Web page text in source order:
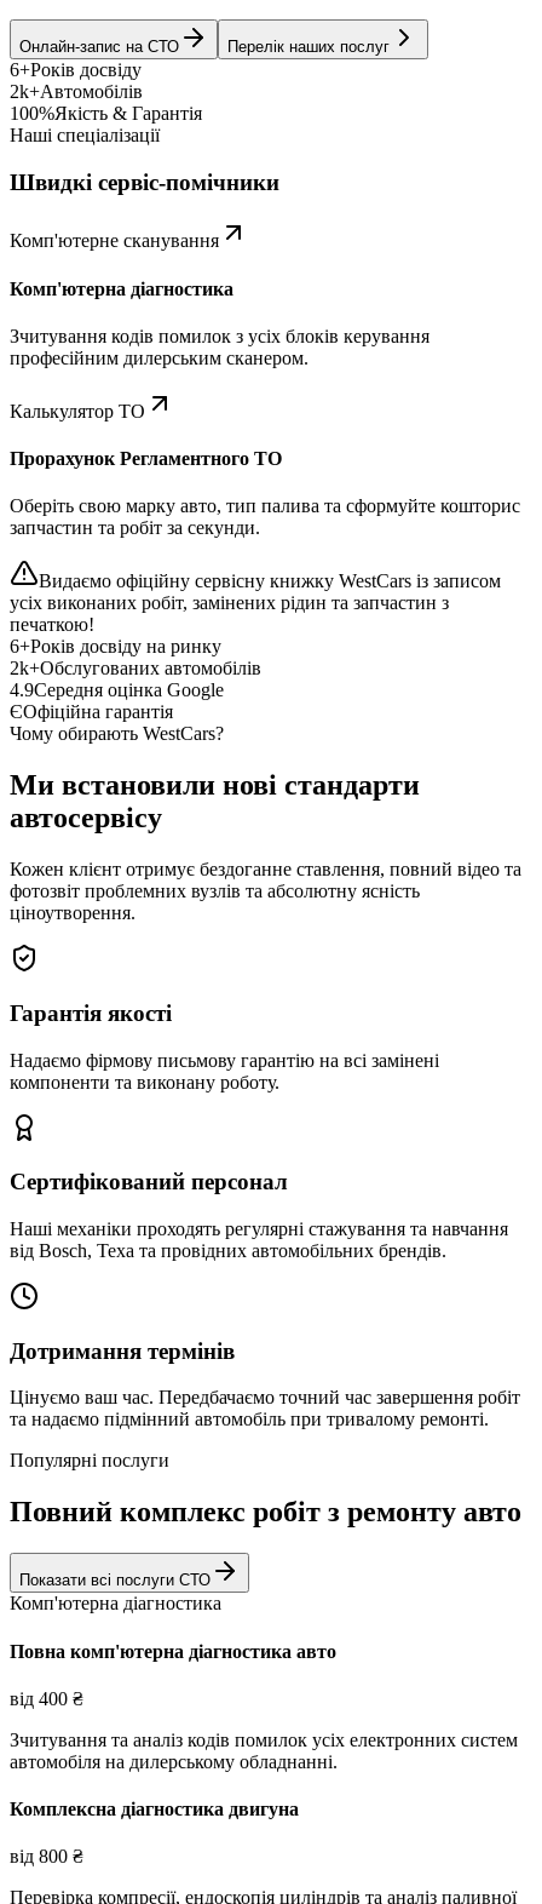
Онлайн-запис на СТО Перелік наших послуг
6+Років досвіду
2k+Автомобілів
100%Якість & Гарантія
Наші спеціалізації
Швидкі сервіс-помічники
Комп'ютерне сканування
Комп'ютерна діагностика
Зчитування кодів помилок з усіх блоків керування
професійним дилерським сканером.
Калькулятор ТО
Прорахунок Регламентного ТО
Оберіть свою марку авто, тип палива та сформуйте кошторис
запчастин та робіт за секунди.
Видаємо офіційну сервісну книжку WestCars із записом
усіх виконаних робіт, замінених рідин та запчастин з
печаткою!
6+Років досвіду на ринку
2k+Обслугованих автомобілів
4.9Середня оцінка Google
ЄОфіційна гарантія
Чому обирають WestCars?
Ми встановили нові стандарти
автосервісу
Кожен клієнт отримує бездоганне ставлення, повний відео та
фотозвіт проблемних вузлів та абсолютну ясність
ціноутворення.
Гарантія якості
Надаємо фірмову письмову гарантію на всі замінені
компоненти та виконану роботу.
Сертифікований персонал
Наші механіки проходять регулярні стажування та навчання
від Bosch, Texa та провідних автомобільних брендів.
Дотримання термінів
Цінуємо ваш час. Передбачаємо точний час завершення робіт
та надаємо підмінний автомобіль при тривалому ремонті.
Популярні послуги
Повний комплекс робіт з ремонту авто
Показати всі послуги СТО
Комп'ютерна діагностика
Повна комп'ютерна діагностика авто
від 400 ₴
Зчитування та аналіз кодів помилок усіх електронних систем
автомобіля на дилерському обладнанні.
Комплексна діагностика двигуна
від 800 ₴
Перевірка компресії, ендоскопія циліндрів та аналіз паливної